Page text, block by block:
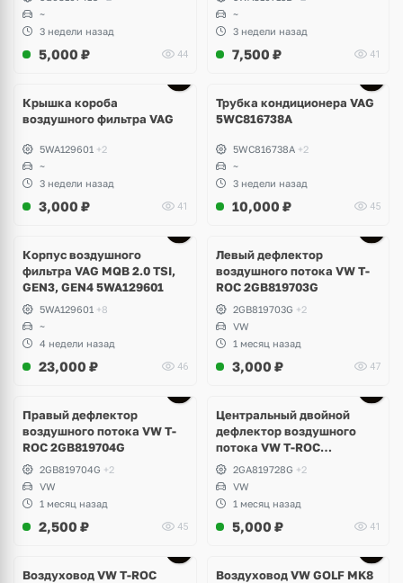
~
3 недели назад
5,000 ₽ 44
~
3 недели назад
7,500 ₽ 41
Крышка короба
воздушного фильтра VAG
5WA129601 +2
~
3 недели назад
3,000 ₽ 41
Трубка кондиционера VAG
5WC816738A
5WC816738A +2
~
3 недели назад
10,000 ₽ 45
Корпус воздушного
фильтра VAG MQB 2.0 TSI,
GEN3, GEN4 5WA129601
5WA129601 +8
~
4 недели назад
23,000 ₽ 46
Левый дефлектор
воздушного потока VW T-
ROC 2GB819703G
2GB819703G +2
VW
1 месяц назад
3,000 ₽ 47
Правый дефлектор
воздушного потока VW T-
ROC 2GB819704G
2GB819704G +2
VW
1 месяц назад
2,500 ₽ 45
Центральный двойной
дефлектор воздушного
потока VW T-ROC
2GA819728G
2GA819728G +2
VW
1 месяц назад
5,000 ₽ 41
Воздуховод VW T-ROC
Воздуховод VW GOLF MK8